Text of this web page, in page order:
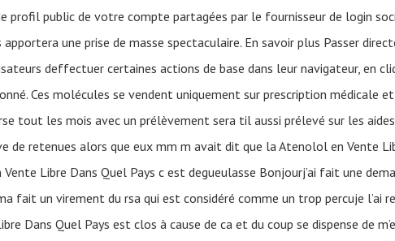
public de votre compte partagées par le fournisseur de login
une prise de masse spectaculaire. En savoir plus Passer
deffectuer certaines actions de base dans leur navigateur, en
Ces molécules se vendent uniquement sur prescription médicale et
tout les mois avec un prélèvement sera til aussi prélevé sur les
de retenues alors que eux mm m avait dit que la Atenolol en Vente
Libre Dans Quel Pays c est degueulasse Bonjourj’ai fait une
fait un virement du rsa qui est considéré comme un trop percuje l’ai
Dans Quel Pays est clos à cause de ca et du coup se dispense de